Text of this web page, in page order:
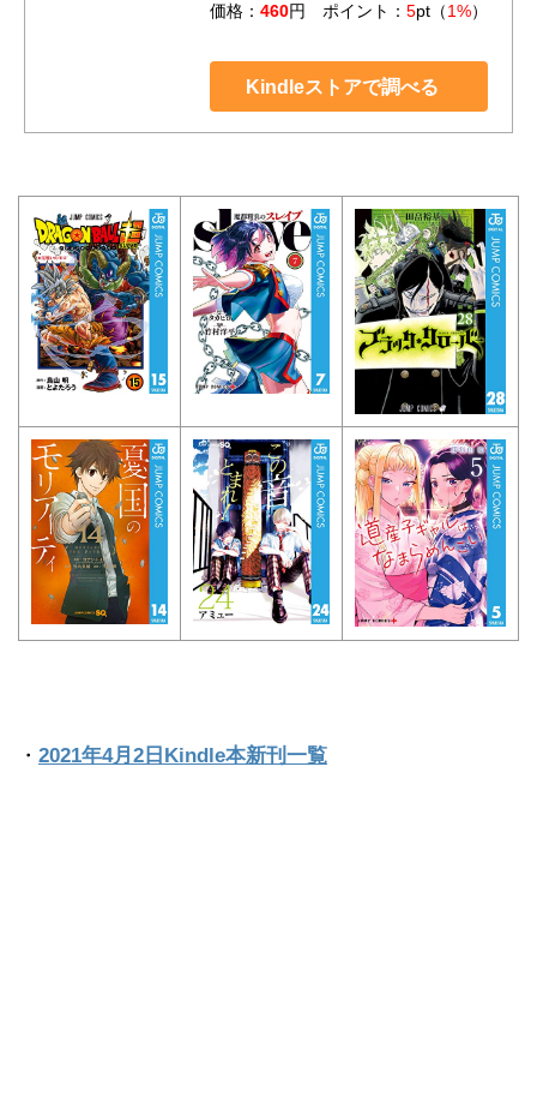
価格： 460円 ポイント： 5pt（1%）
Kindleストアで調べる
・ 2021年4月2日Kindle本新刊一覧